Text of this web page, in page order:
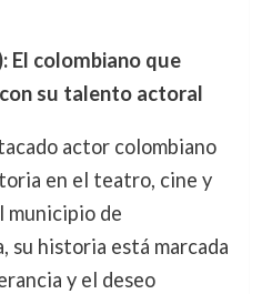
El colombiano que
su talento actoral
actor colombiano
en el teatro, cine y
municipio de
su historia está marcada
y el deseo